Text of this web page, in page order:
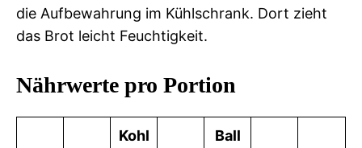
die Aufbewahrung im Kühlschrank. Dort zieht
das Brot leicht Feuchtigkeit.
Nährwerte pro Portion
Kohl
Ball